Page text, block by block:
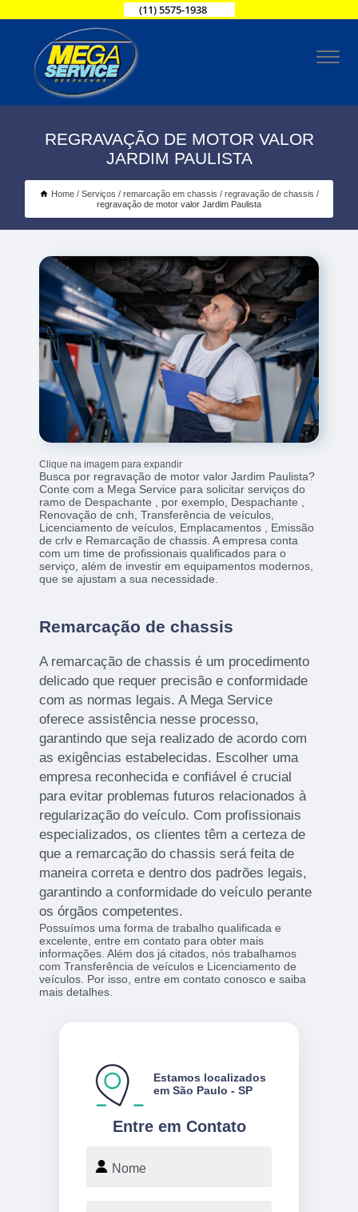
(11) 5575-1938
REGRAVAÇÃO DE MOTOR VALOR
JARDIM PAULISTA
Home Serviços remarcação em chassis
regravação de chassis
regravação de motor valor Jardim Paulista
Clique na imagem para expandir
Busca por regravação de motor valor Jardim Paulista?
Conte com a Mega Service para solicitar serviços do
ramo de Despachante , por exemplo, Despachante ,
Renovação de cnh, Transferência de veículos,
Licenciamento de veículos, Emplacamentos , Emissão
de crlv e Remarcação de chassis. A empresa conta
com um time de profissionais qualificados para o
serviço, além de investir em equipamentos modernos,
que se ajustam a sua necessidade.
Remarcação de chassis
A remarcação de chassis é um procedimento
delicado que requer precisão e conformidade
com as normas legais. A Mega Service
oferece assistência nesse processo,
garantindo que seja realizado de acordo com
as exigências estabelecidas. Escolher uma
empresa reconhecida e confiável é crucial
para evitar problemas futuros relacionados à
regularização do veículo. Com profissionais
especializados, os clientes têm a certeza de
que a remarcação do chassis será feita de
maneira correta e dentro dos padrões legais,
garantindo a conformidade do veículo perante
os órgãos competentes.
Possuímos uma forma de trabalho qualificada e
excelente, entre em contato para obter mais
informações. Além dos já citados, nós trabalhamos
com Transferência de veículos e Licenciamento de
veículos. Por isso, entre em contato conosco e saiba
mais detalhes.
Entre em Contato
Estamos localizados
em São Paulo - SP